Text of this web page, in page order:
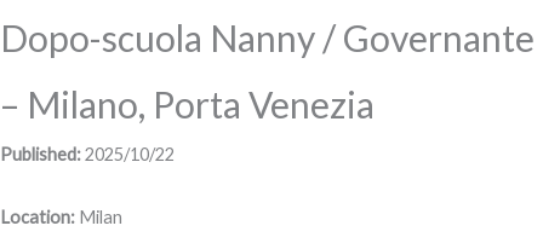
Dopo-scuola Nanny / Governante
– Milano, Porta Venezia
Published:2025/10/22
Location: Milan